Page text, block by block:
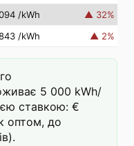
/kWh ▲ 32%
/kWh ▲ 2%
5 000 kWh/
ставкою: €
оптом, до